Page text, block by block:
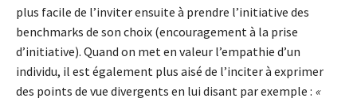
plus facile de l’inviter ensuite à prendre l’initiative des
benchmarks de son choix (encouragement à la prise
d’initiative). Quand on met en valeur l’empathie d’un
individu, il est également plus aisé de l’inciter à exprimer
des points de vue divergents en lui disant par exemple : «